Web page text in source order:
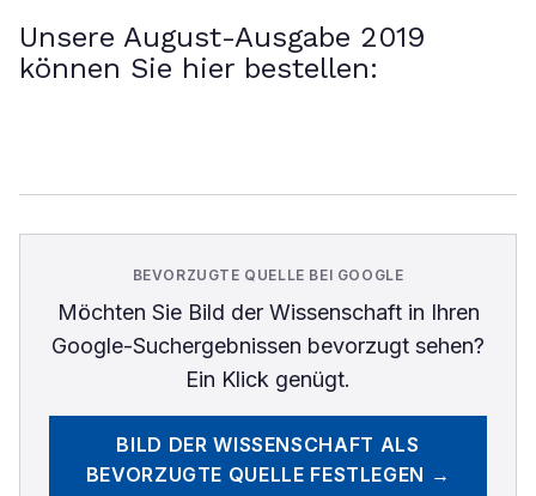
Unsere August-Ausgabe 2019
können Sie hier bestellen:
BEVORZUGTE QUELLE BEI GOOGLE
Möchten Sie Bild der Wissenschaftin Ihren
Google-Suchergebnissen bevorzugt sehen?
Ein Klick genügt.
BILD DER WISSENSCHAFT ALS
BEVORZUGTE QUELLE FESTLEGEN →